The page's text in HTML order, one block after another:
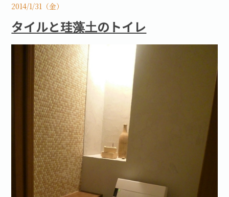
2014/1/31（金）
タイルと珪藻土のトイレ